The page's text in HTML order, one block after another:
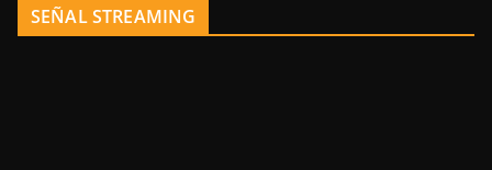
SEÑAL STREAMING